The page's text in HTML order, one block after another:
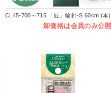
CL45-700～715 「匠」輪針-S 60cm (本)
卸価格は会員のみ公開